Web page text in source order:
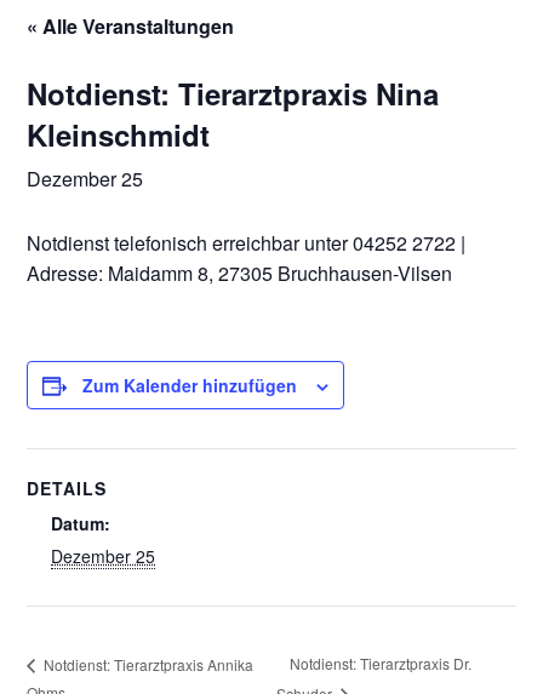
« Alle Veranstaltungen
Notdienst: Tierarztpraxis Nina
Kleinschmidt
Dezember 25
Notdienst telefonisch erreichbar unter 04252 2722 |
Adresse: Maidamm 8, 27305 Bruchhausen-Vilsen
Zum Kalender hinzufügen
DETAILS
Datum:
Dezember 25
Notdienst: Tierarztpraxis Annika
Notdienst: Tierarztpraxis Dr.